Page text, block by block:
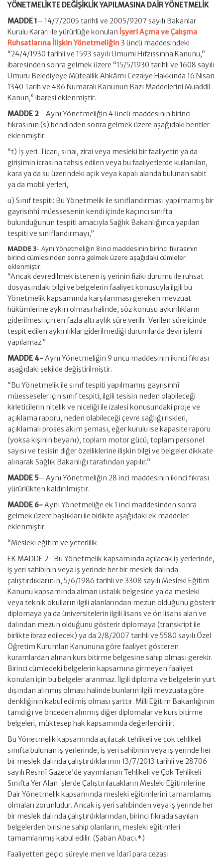
YÖNETMELİKTE DEĞİŞİKLİK YAPILMASINA DAİR YÖNETMELİK
MADDE 1– 14/7/2005 tarihli ve 2005/9207 sayılı Bakanlar
Kurulu Kararı ile yürürlüğe konulan İşyeri Açma ve Çalışma
Ruhsatlarına İlişkin Yönetmeliğin3 üncü maddesindeki
“24/4/1930 tarihli ve 1593 sayılı Umumi Hıfzıssıhha Kanunu,”
ibaresinden sonra gelmek üzere “15/5/1930 tarihli ve 1608 sayılı
Umuru Belediyeye Müteallik Ahkâmı Cezaiye Hakkında 16 Nisan
1340 Tarih ve 486 Numaralı Kanunun Bazı Maddelerini Muaddil
Kanun,” ibaresi eklenmiştir.
MADDE 2– Aynı Yönetmeliğin 4 üncü maddesinin birinci
fıkrasının (s) bendinden sonra gelmek üzere aşağıdaki bentler
eklenmiştir.
“t) İş yeri: Ticari, sınai, zirai veya mesleki bir faaliyetin ya da
girişimin icrasına tahsis edilen veya bu faaliyetlerde kullanılan,
kara ya da su üzerindeki açık veya kapalı alanda bulunan sabit
ya da mobil yerleri,
u) Sınıf tespiti: Bu Yönetmelik ile sınıflandırması yapılmamış bir
gayrisıhhî müessesenin kendi içinde kaçıncı sınıfta
bulunduğunun tespiti amacıyla Sağlık Bakanlığınca yapılan
tespiti ve sınıflandırmayı,”
MADDE 3– Aynı Yönetmeliğin 8 inci maddesinin birinci fıkrasının
birinci cümlesinden sonra gelmek üzere aşağıdaki cümleler
eklenmiştir.
“Ancak devredilmek istenen iş yerinin fiziki durumu ile ruhsat
dosyasındaki bilgi ve belgelerin faaliyet konusuyla ilgili bu
Yönetmelik kapsamında karşılanması gereken mevzuat
hükümlerine aykırı olması halinde, söz konusu aykırılıkların
giderilmesi için en fazla altı aylık süre verilir. Verilen süre içinde
tespit edilen aykırılıklar giderilmediği durumlarda devir işlemi
yapılamaz.”
MADDE 4-Aynı Yönetmeliğin 9 uncu maddesinin ikinci fıkrası
aşağıdaki şekilde değiştirilmiştir.
“Bu Yönetmelik ile sınıf tespiti yapılmamış gayrisıhhî
müesseseler için sınıf tespiti; ilgili tesisin neden olabileceği
kirleticilerin nitelik ve niceliği ile izalesi konusundaki proje ve
açıklama raporu, neden olabileceği çevre sağlığı riskleri,
açıklamalı proses akım şeması, eğer kurulu ise kapasite raporu
(yoksa kişinin beyanı), toplam motor gücü, toplam personel
sayısı ve tesisin diğer özelliklerine ilişkin bilgi ve belgeler dikkate
alınarak Sağlık Bakanlığı tarafından yapılır.”
MADDE 5– Aynı Yönetmeliğin 28 inci maddesinin ikinci fıkrası
yürürlükten kaldırılmıştır.
MADDE 6-Aynı Yönetmeliğe ek 1 inci maddesinden sonra
gelmek üzere başlıkları ile birlikte aşağıdaki ek maddeler
eklenmiştir.
“Mesleki eğitim ve yeterlilik
EK MADDE 2- Bu Yönetmelik kapsamında açılacak iş yerlerinde,
iş yeri sahibinin veya iş yerinde her bir meslek dalında
çalıştırdıklarının, 5/6/1986 tarihli ve 3308 sayılı Mesleki Eğitim
Kanunu kapsamında alman ustalık belgesine ya da mesleki
veya teknik okulların ilgili alanlarından mezun olduğunu gösterir
diplomaya ya da üniversitelerin ilgili lisans ve ön lisans alan ve
dalından mezun olduğunu gösterir diplomaya (transkript ile
birlikte ibraz edilecek) ya da 2/8/2007 tarihli ve 5580 sayılı Özel
Öğretim Kurumlan Kanununa göre faaliyet gösteren
kuramlardan alınan kurs bitirme belgesine sahip olması gerekir.
Birinci cümledeki belgelerin kapsamına girmeyen faaliyet
konulan için bu belgeler aranmaz. İlgili diploma ve belgelerin yurt
dışından alınmış olması halinde bunların ilgili mevzuata göre
denkliğinin kabul edilmiş olması şarttır. Milli Eğitim Bakanlığının
tanıdığı ve önceden alınmış diğer diplomalar ve kurs bitirme
belgeleri, müktesep hak kapsamında değerlendirilir.
Bu Yönetmelik kapsamında açılacak tehlikeli ve çok tehlikeli
sınıfta bulunan iş yerlerinde, iş yeri sahibinin veya iş yerinde her
bir meslek dalında çalıştırdıklarının 13/7/2013 tarihli ve 28706
sayılı Resmî Gazete’de yayımlanan Tehlikeli ve Çok Tehlikeli
Sınıfta Yer Alan İşlerde Çalıştırılacakların Mesleki Eğitimlerine
Dair Yönetmelik kapsamında mesleki eğitimlerini tamamlamış
olmaları zorunludur. Ancak iş yeri sahibinden veya iş yerinde her
bir meslek dalında çalıştırdıklarından, birinci fıkrada sayılan
belgelerden birisine sahip olanların, mesleki eğitimleri
tamamlanmış kabul edilir. (Şaban Abacı.*)
Faaliyetten geçici süreyle men ve İdarî para cezası